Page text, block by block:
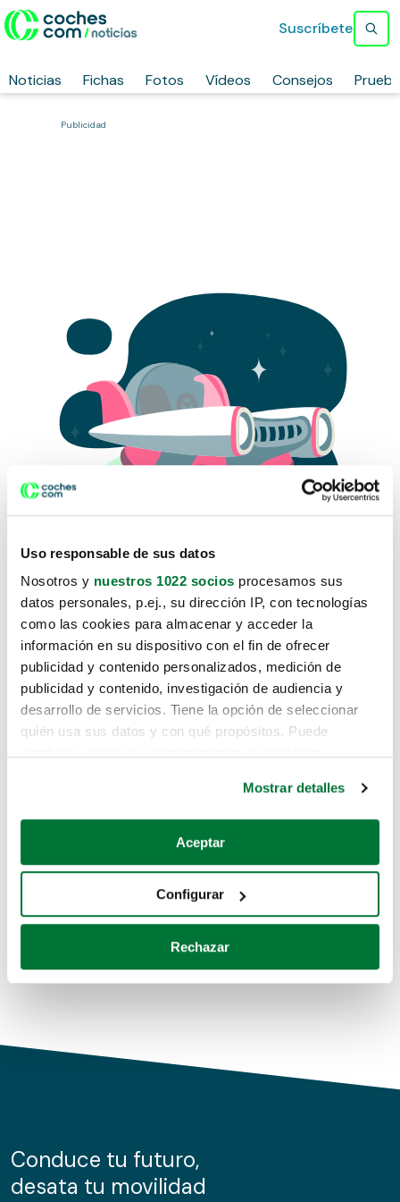
Uso responsable de sus datos
Nosotros y nuestros 1022 socios procesamos sus
datos personales, p.ej., su dirección IP, con tecnologías
como las cookies para almacenar y acceder la
información en su dispositivo con el fin de ofrecer
publicidad y contenido personalizados, medición de
publicidad y contenido, investigación de audiencia y
desarrollo de servicios. Tiene la opción de seleccionar
quién usa sus datos y con qué propósitos. Puede
Si lo permite, también quisiéramos:
Recopilar información sobre su ubicación geográfica
Identificar su dispositivo analizándolo activamente
para buscar características específicas (huellas
Obtenga más información sobre cómo se procesan sus
de cookies.
información sobre el uso que haga del sitio web con
nuestros partners de redes sociales, publicidad y análisis
Mostrar detalles
Aceptar
Configurar
Rechazar
Noticias Fichas Fotos Vídeos Consejos
Suscríbete
Publicidad
Lo sentimos, no sabemos como
te hemos traido hasta aquí.
Pero puedes encontrar el coche que estás
buscando en alguno de estos enlaces:
Coches de segunda mano
Coches de km0
Conduce tu futuro,
desata tu movilidad